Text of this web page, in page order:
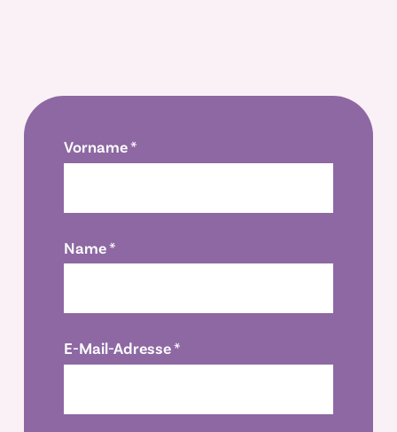
Vorname *
Name *
E-Mail-Adresse *